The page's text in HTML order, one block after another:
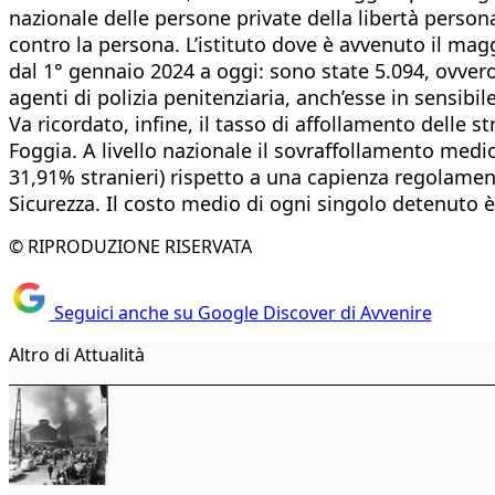
nazionale delle persone private della libertà
contro la persona. L’istituto dove è avvenuto il
dal 1° gennaio 2024 a oggi: sono state 5.094,
agenti di polizia penitenziaria, anch’esse in
Va ricordato, infine, il tasso di affollamento delle
Foggia. A livello nazionale il sovraffollamento
31,91% stranieri) rispetto a una capienza
Sicurezza. Il costo medio di ogni singolo detenuto
© RIPRODUZIONE RISERVATA
Seguici anche su Google Discover di Avvenire
Altro di Attualità